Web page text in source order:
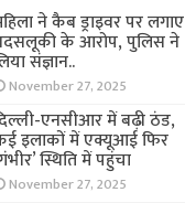
ने कैब ड्राइवर पर लगाए
के आरोप, पुलिस ने
संज्ञान..
November 27, 2025
एनसीआर में बढ़ी ठंड,
इलाकों में एक्यूआई फिर
स्थिति में पहुंचा
November 27, 2025